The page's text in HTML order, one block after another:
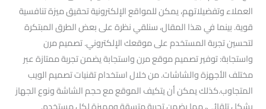
العملاء وتفضيلاتهم، يمكن للمواقع الإلكترونية تحقيق ميزة تنافسية
قوية. بينما في هذا المقال، سنلقي نظرة على بعض الطرق المبتكرة
لتحسين تجربة المستخدم على موقعك الإلكتروني. تصميم مرن
واستجابة: توفير تصميم موقع مرن واستجابة يضمن تجربة ممتازة عبر
مختلف الأجهزة والشاشات. من خلال استخدام تقنيات تصميم الويب
المتجاوب.كذلك يمكن أن يتكيف الموقع مع حجم الشاشة ونوع الجهاز